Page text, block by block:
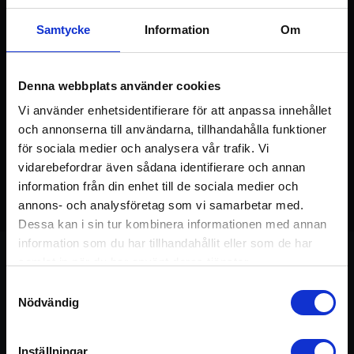
Samtycke Information Om
Denna webbplats använder cookies
Vi använder enhetsidentifierare för att anpassa innehållet
och annonserna till användarna, tillhandahålla funktioner
för sociala medier och analysera vår trafik. Vi
vidarebefordrar även sådana identifierare och annan
information från din enhet till de sociala medier och
annons- och analysföretag som vi samarbetar med.
Dessa kan i sin tur kombinera informationen med annan
information som du har tillhandahållit eller som de har
Nödvändig
Inställningar
Logga in Registrera konto
08:59
En enkel, väl utforskad mantra-mudra-